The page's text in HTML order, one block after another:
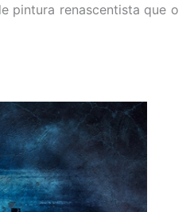
pintura renascentista que o